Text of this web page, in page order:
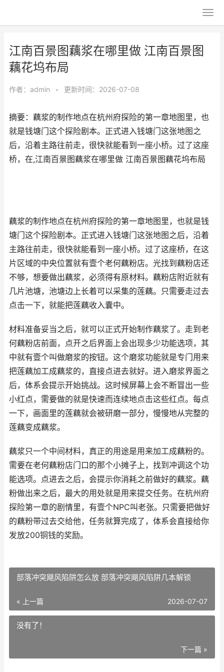
江南百景图藕浆在哪里做 江南百景图
藕花坞布局
作者： admin • 更新时间：2026-07-08
摘要：藕浆的制作地点在杭州府探险的第一章地图里，也
就是钱塘门这个探险剧本。正式进入钱塘门这张地图之
后，沿着主路往前走，很快就能看到一座小桥。过了这座
桥，在,江南百景图藕浆在哪里做 江南百景图藕花坞布局
藕浆的制作地点在杭州府探险的第一章地图里，也就是钱
塘门这个探险剧本。正式进入钱塘门这张地图之后，沿着
主路往前走，很快就能看到一座小桥。过了这座桥，在这
片区域的中央位置就有壹个老何藕粉店。光找到藕粉店还
不够，想要做出藕浆，必须得有原材料。藕粉店附近就有
几片池塘，池塘边上长着可以采集的莲藕。只需要走过去
点击一下，就能把莲藕收入囊中。
材料准备妥当之后，就可以正式开始制作藕浆了。走到老
何藕粉店前面，点开之后界面上会出现多少功能选项，其
中就有壹个叫做磨浆的按钮。这个磨浆功能就是专门用来
把莲藕加工成藕浆的，直接点进去就好。进入磨浆界面之
后，体系会提示开始挑战。这时候屏幕上会不断冒出一些
小红点，需要做的就是快速而连续地点击这些红点。每点
一下，画面里的莲藕就会被研磨一部分，慢慢地从完整的
莲藕变成藕浆。
藕浆只一个中间材料，真正的用途是用来加工成藕粉的。
需要在老何藕粉店门口的那个小摊子上，找到冲调这个功
能选项。点进去之后，会提示你消耗之前做好的藕浆。藕
粉做出来之后，最大的用处就是用来提交任务。在杭州府
探险第一章的剧情里，有壹个NPC叫老张。只需要把做好
的藕粉带过去交给他，任务就算完成了，体系会直接给你
发放200铜钱的奖励。
部落冲突飓风陷阱怎么放 部落冲突飓风陷阱几本解锁
« 上一篇 2026-07-07
没有了！
下一篇 »